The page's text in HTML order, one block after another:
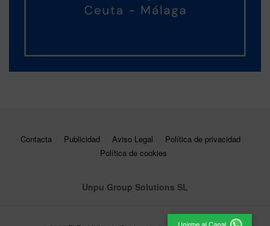
Contacta Publicidad Aviso Legal
Política de privacidad
Política de cookies
Unpu Group Solutions SL